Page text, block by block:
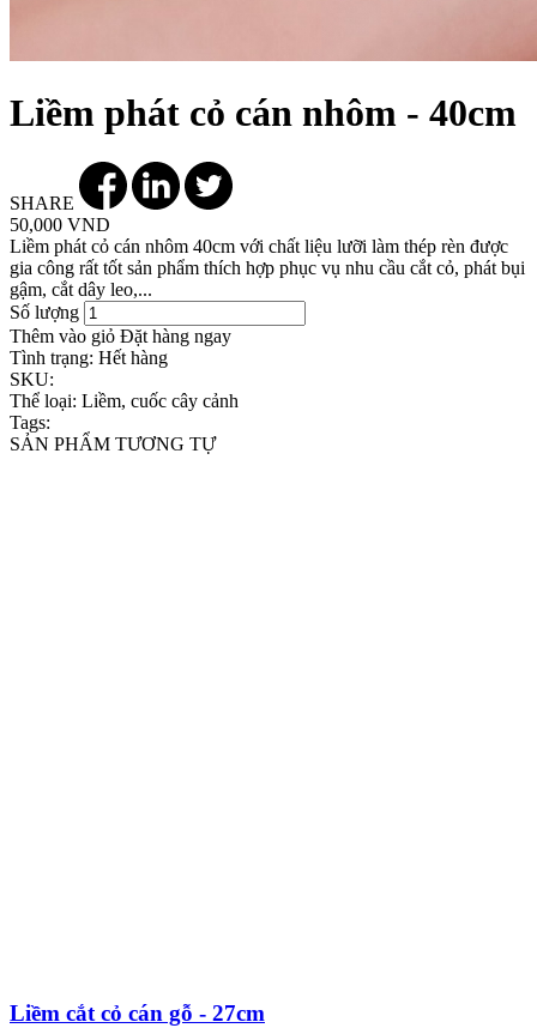
Liềm phát cỏ cán nhôm - 40cm
SHARE
50,000 VND
Liềm phát cỏ cán nhôm 40cm với chất liệu lưỡi làm thép rèn được
gia công rất tốt sản phẩm thích hợp phục vụ nhu cầu cắt cỏ, phát bụi
gậm, cắt dây leo,...
Số lượng
Thêm vào giỏ Đặt hàng ngay
Tình trạng: Hết hàng
SKU:
Thể loại: Liềm, cuốc cây cảnh
Tags:
SẢN PHẨM TƯƠNG TỰ
Liềm cắt cỏ cán gỗ - 27cm